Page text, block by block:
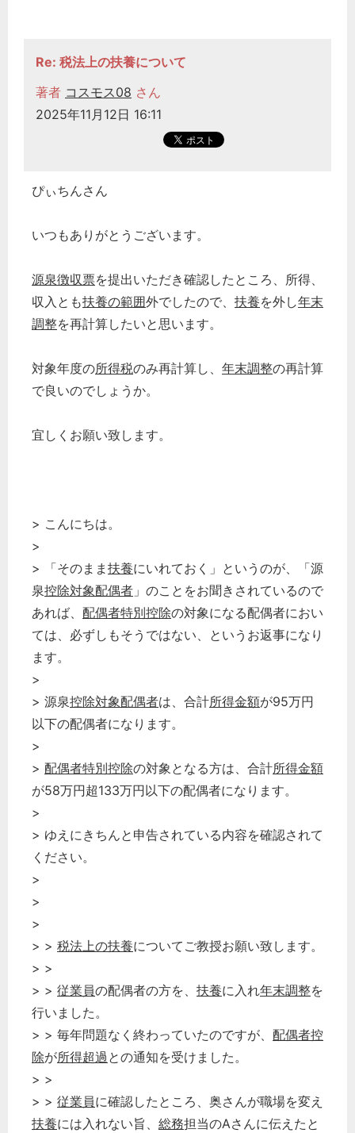
Re: 税法上の扶養について
著者 コスモス08 さん
2025年11月12日 16:11
ぴぃちんさん
いつもありがとうございます。
源泉徴収票を提出いただき確認したところ、所得、
収入とも扶養の範囲外でしたので、 扶養を外し年末
調整を再計算したいと思います。
対象年度の所得税のみ再計算し、 年末調整の再計算
で良いのでしょうか。
宜しくお願い致します。
> こんにちは。
>
> 「そのまま 扶養にいれておく」というのが、「源
泉控除対象配偶者 」のことをお聞きされているので
あれば、 配偶者特別控除の対象になる配偶者におい
ては、必ずしもそうではない、というお返事になり
ます。
>
> 源泉控除対象配偶者は、合計所得金額が95万円
以下の配偶者になります。
>
> 配偶者特別控除の対象となる方は、合計所得金額
が58万円超133万円以下の配偶者になります。
>
> ゆえにきちんと申告されている内容を確認されて
ください。
>
>
>
> > 税法上の扶養についてご教授お願い致します。
> >
> > 従業員の配偶者の方を、 扶養に入れ年末調整を
行いました。
> > 毎年問題なく終わっていたのですが、 配偶者控
除が所得超過 との通知を受けました。
> >
> > 従業員に確認したところ、奥さんが職場を変え
扶養には入れない旨、 総務担当のAさんに伝えたと
秘書のノウハウ